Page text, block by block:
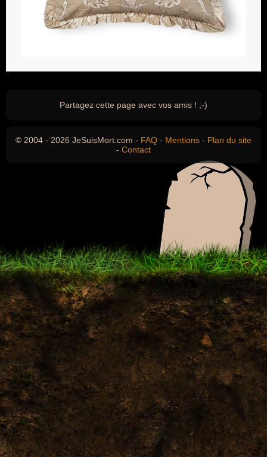
Partagez cette page avec vos amis ! ;-)
© 2004 - 2026 JeSuisMort.com - FAQ - Mentions - Plan du site
- Contact